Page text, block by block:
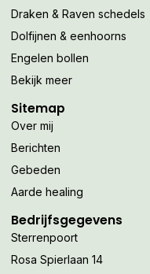
Draken & Raven schedels
Dolfijnen & eenhoorns
Engelen bollen
Bekijk meer
Sitemap
Over mij
Berichten
Gebeden
Aarde healing
Bedrijfsgegevens
Sterrenpoort
Rosa Spierlaan 14